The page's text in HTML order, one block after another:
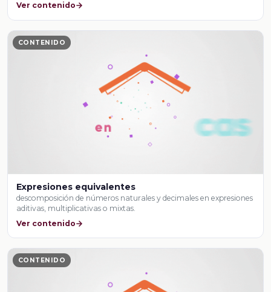
Ver contenido
CONTENIDO
Expresiones equivalentes
descomposición de números naturales y decimales en expresiones
aditivas, multiplicativas o mixtas.
Ver contenido
CONTENIDO